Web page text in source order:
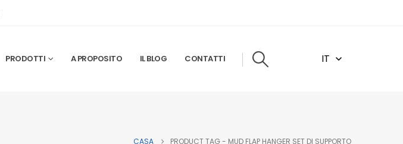
PRODOTTI A PROPOSITO IL BLOG CONTATTI IT
CASA PRODUCT TAG - MUD FLAP HANGER SET DI SUPPORTO